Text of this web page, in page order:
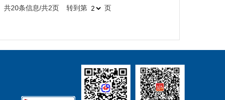
共20条信息/共2页 转到第 页